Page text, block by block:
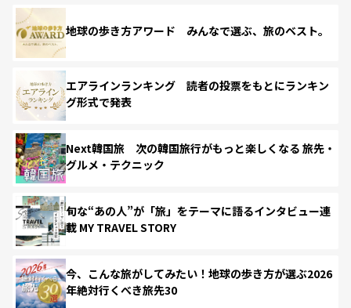
地球の歩き方アワード みんなで選ぶ、旅のベスト。
エアラインランキング 読者の投票をもとにランキン
グ形式で発表
Next韓国旅 次の韓国旅行がもっと楽しくなる 旅先・
グルメ・テクニック
旬な“あの人”が「旅」をテーマに語るインタビュー連
載 MY TRAVEL STORY
今、こんな旅がしてみたい！地球の歩き方が選ぶ2026
年絶対行くべき旅先30